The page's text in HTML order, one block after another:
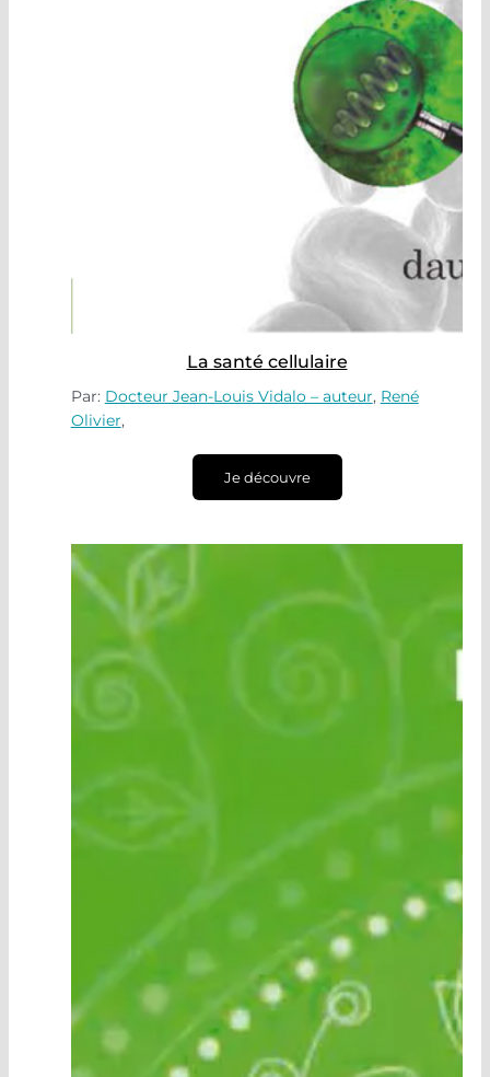
La santé cellulaire
Par: Docteur Jean-Louis Vidalo – auteur, René
Olivier,
Je découvre